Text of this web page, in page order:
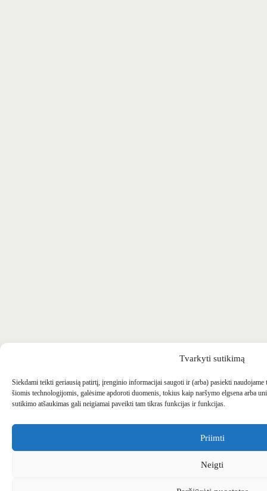
Tvarkyti sutikimą
Siekdami teikti geriausią patirtį, įrenginio informacijai saugoti ir (arba) pasiekti
šiomis technologijomis, galėsime apdoroti duomenis, tokius kaip naršymo elgsena arba
sutikimo atšaukimas gali neigiamai paveikti tam tikras funkcijas ir funkcijas.
Priimti
Neigti